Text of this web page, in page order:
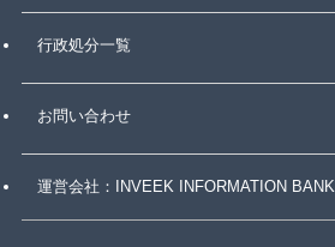
行政処分一覧
お問い合わせ
運営会社：INVEEK INFORMATION BANK